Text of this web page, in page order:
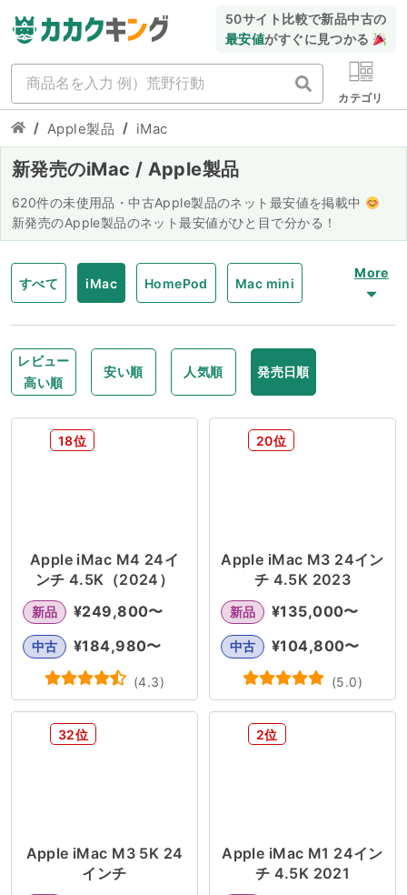
50サイト比較で新品中古の
最安値がすぐに見つかる
カテゴリ
/ Apple製品 / iMac
新発売のiMac / Apple製品
620件の未使用品・中古Apple製品のネット最安値を掲載中
新発売のApple製品のネット最安値がひと目で分かる！
すべて iMac HomePod Mac mini
Mac Studio
ディスプレイ
More
レビュー
高い順
安い順 人気順 発売日順
18位
Apple iMac M4 24イ
ンチ 4.5K（2024）
新品 ¥249,800〜
中古 ¥184,980〜
(4.3)
20位
Apple iMac M3 24イン
チ 4.5K 2023
新品 ¥135,000〜
中古 ¥104,800〜
(5.0)
32位
Apple iMac M3 5K 24
インチ
2位
Apple iMac M1 24イン
チ 4.5K 2021